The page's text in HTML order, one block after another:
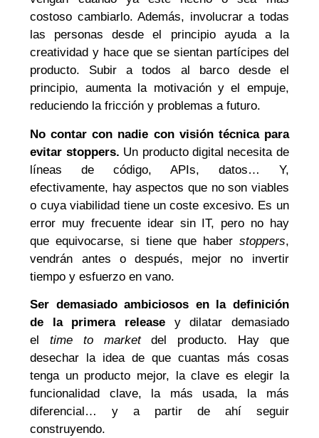
costoso cambiarlo. Además, involucrar a todas
las personas desde el principio ayuda a la
creatividad y hace que se sientan partícipes del
producto. Subir a todos al barco desde el
principio, aumenta la motivación y el empuje,
reduciendo la fricción y problemas a futuro.
Nocontar con nadie con visión técnica para
evitar stoppers. Un producto digital necesita de
líneas de código, APIs, datos… Y,
efectivamente, hay aspectos que no son viables
o cuya viabilidad tiene un coste excesivo. Es un
error muy frecuente idear sin IT, pero no hay
que equivocarse, si tiene que haber stoppers,
vendrán antes o después, mejor no invertir
tiempo y esfuerzo en vano.
Ser demasiado ambiciosos en la definición
de la primera release y dilatar demasiado
eltime to marketdel producto. Hay que
desechar la idea de que cuantas más cosas
tenga un producto mejor, la clave es elegir la
funcionalidad clave, la más usada, la más
diferencial… y a partir de ahí seguir
construyendo.